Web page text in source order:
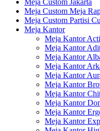
Meja Custom Jakarta
Meja Custom Meja
Meja Custom Partisi
Meja Kantor
Meja Kantor
Meja Kantor
Meja Kantor
Meja Kantor
Meja Kantor
Meja Kantor
Meja Kantor
Meja Kantor
Meja Kantor
Meja Kantor